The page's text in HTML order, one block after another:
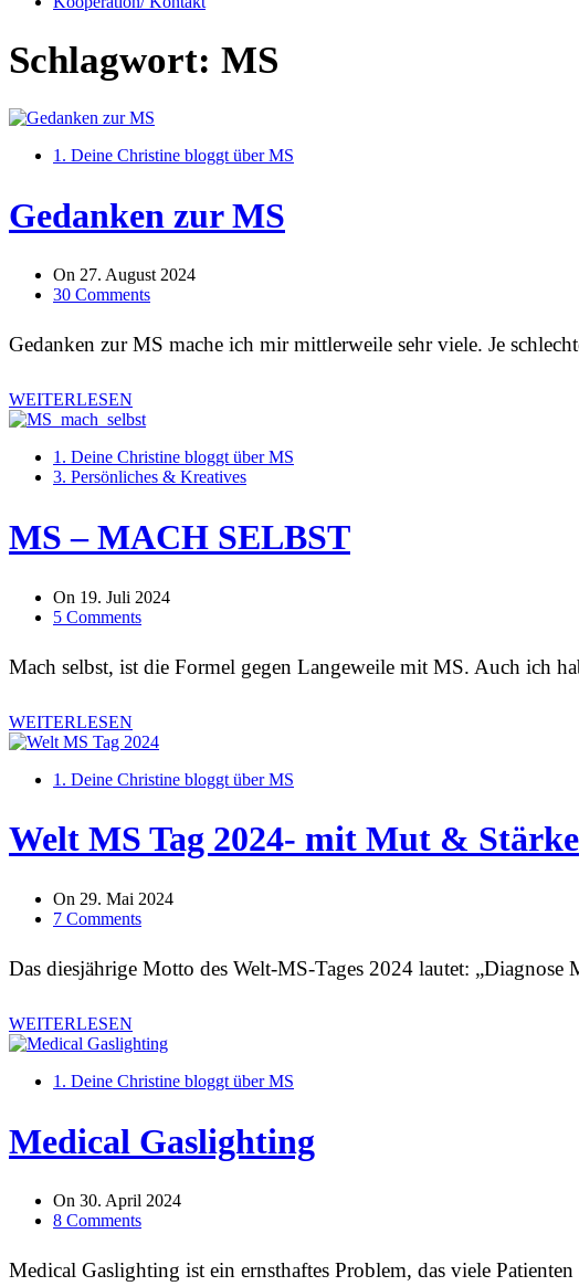
Schlagwort: MS
1. Deine Christine bloggt über MS
Gedanken zur MS
On 27. August 2024
30 Comments
Gedanken zur MS mache ich mir mittlerweile sehr viele. Je
WEITERLESEN
1. Deine Christine bloggt über MS
3. Persönliches & Kreatives
MS – MACH SELBST
On 19. Juli 2024
5 Comments
Mach selbst, ist die Formel gegen Langeweile mit MS. Auch ich
WEITERLESEN
1. Deine Christine bloggt über MS
Welt MS Tag 2024- mit Mut & Stärke
On 29. Mai 2024
7 Comments
Das diesjährige Motto des Welt-MS-Tages 2024 lautet:
WEITERLESEN
1. Deine Christine bloggt über MS
Medical Gaslighting
On 30. April 2024
8 Comments
Medical Gaslighting ist ein ernsthaftes Problem, das viele